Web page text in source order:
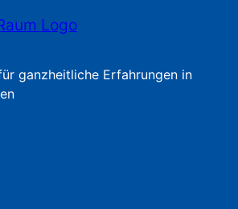
ganzheitliche Erfahrungen in